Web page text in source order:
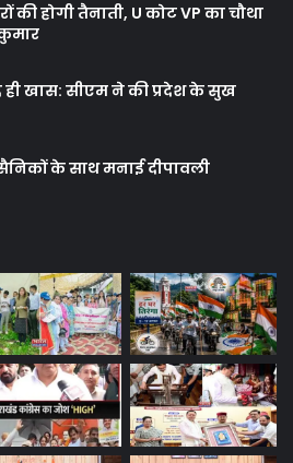
की होगी तैनाती, U कोट VP का चौथा
ही खास: सीएम ने की प्रदेश के सुख
के साथ मनाई दीपावली